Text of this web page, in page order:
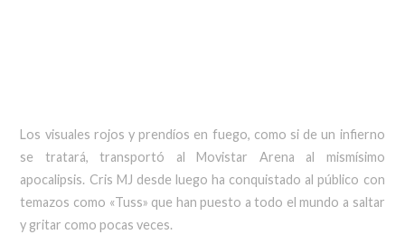
Los visuales rojos y prendíos en fuego, como si de un infierno
se tratará, transportó al Movistar Arena al mismísimo
apocalipsis. Cris MJ desde luego ha conquistado al público con
temazos como «Tuss» que han puesto a todo el mundo a saltar
y gritar como pocas veces.